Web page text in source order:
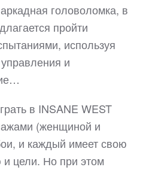
головоломка, в
пройти
используя
и
в INSANE WEST
(женщиной и
и каждый имеет свою
цели. Но при этом